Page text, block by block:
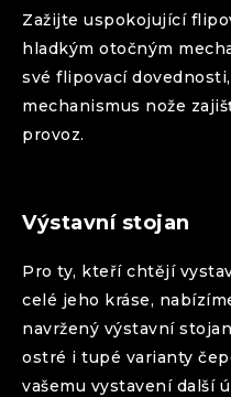
Zažijte uspokojující
hladkým otočným
své flipovací
mechanismus nože
provoz.
Výstavní stojan
Pro ty, kteří chtějí
celé jeho kráse,
navržený výstavní
ostré i tupé varianty
vašemu vystavení další